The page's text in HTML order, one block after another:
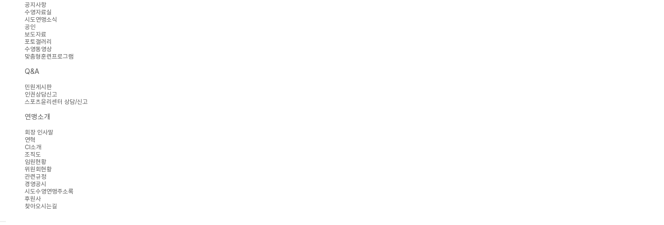
공지사항
수영자료실
시도연맹소식
공인
보도자료
포토갤러리
수영동영상
맞춤형훈련프로그램
Q&A
민원게시판
인권상담신고
스포츠윤리센터 상담/신고
연맹소개
회장 인사말
연혁
CI소개
조직도
임원현황
위원회현황
관련규정
경영공시
시도수영연맹주소록
후원사
찾아오시는길